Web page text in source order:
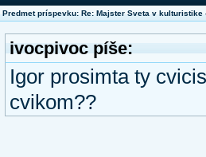
Predmet príspevku: Re: Majster Sveta v kulturistike
ivocpivoc píše:
Igor prosimta ty
cvikom??